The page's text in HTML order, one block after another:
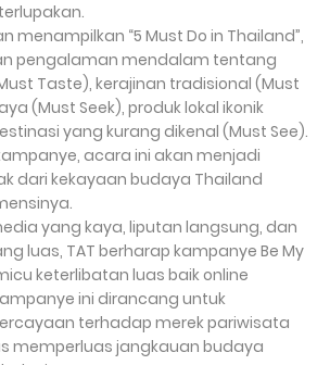
menampilkan “5 Must Do in Thailand”,
pengalaman mendalam tentang
Taste), kerajinan tradisional (Must
(Must Seek), produk lokal ikonik
yang kurang dikenal (Must See).
acara ini akan menjadi
dari kekayaan budaya Thailand
yang kaya, liputan langsung, dan
luas, TAT berharap kampanye Be My
keterlibatan luas baik online
ini dirancang untuk
terhadap merek pariwisata
memperluas jangkauan budaya